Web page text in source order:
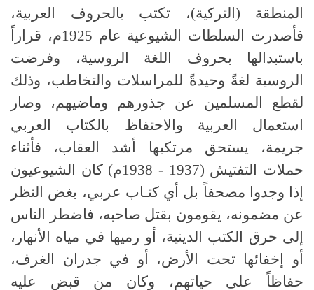
المنطقة (التركية)، تكتب بالحروف العربية،
فأصدرت السلطات الشيوعية عام 1925م، قراراً
باستبدالها بحروف اللغة الروسية، وفرضت
الروسية لغةً وحيدةً للمراسلات والتخاطب، وذلك
لقطع المسلمين عن جذورهم وماضيهم، وصار
استعمال العربية والاحتفاظ بالكتاب العربي
جريمة، يستحق مرتكبها أشد العقاب، فأثناء
حملات التفتيش (1937 - 1938م) كان الشيوعيون
إذا وجدوا مصحفاً بل أي كتـاب عربي، بغض النظر
عن مضمونه، يقومون بقتل صاحبه، فاضطر الناس
إلى حرق الكتب الدينية، أو رميها في مياه الأنهار،
أو إخفائها تحت الأرض، أو في جدران الغرف،
حفاظاً على حياتهم، وكان من قبض عليه